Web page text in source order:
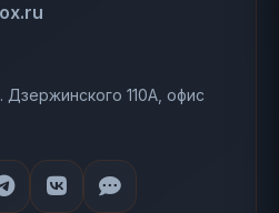
Дзержинского 110А, офис